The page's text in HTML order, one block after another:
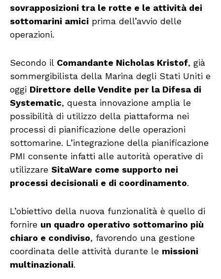
sovrapposizioni tra le rotte e le attività dei
sottomarini amici prima dell’avvio delle
operazioni.
Secondo il Comandante Nicholas Kristof, già
sommergibilista della Marina degli Stati Uniti e
oggi Direttore delle Vendite per la Difesa di
Systematic, questa innovazione amplia le
possibilità di utilizzo della piattaforma nei
processi di pianificazione delle operazioni
sottomarine. L’integrazione della pianificazione
PMI consente infatti alle autorità operative di
utilizzare SitaWare come supporto nei
processi decisionali e di coordinamento.
L’obiettivo della nuova funzionalità è quello di
fornire un quadro operativo sottomarino più
chiaro e condiviso, favorendo una gestione
coordinata delle attività durante le missioni
multinazionali.